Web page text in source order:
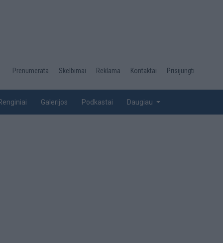
Desktop
top
Prenumerata Skelbimai Reklama Kontaktai Prisijungti
Galerijos Podkastai Daugiau